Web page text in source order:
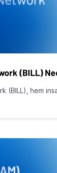
(BILL)
(BILL), hem